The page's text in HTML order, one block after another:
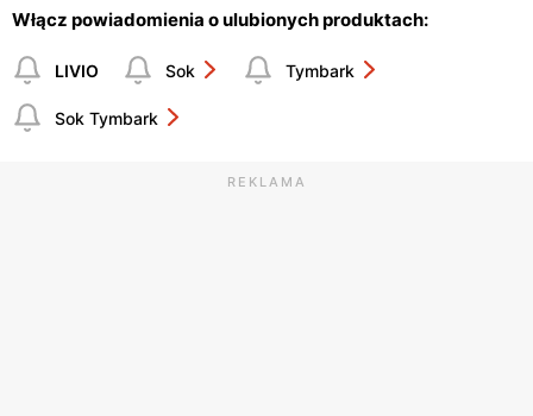
Włącz powiadomienia o ulubionych produktach:
LIVIO Sok Tymbark
Sok Tymbark
REKLAMA